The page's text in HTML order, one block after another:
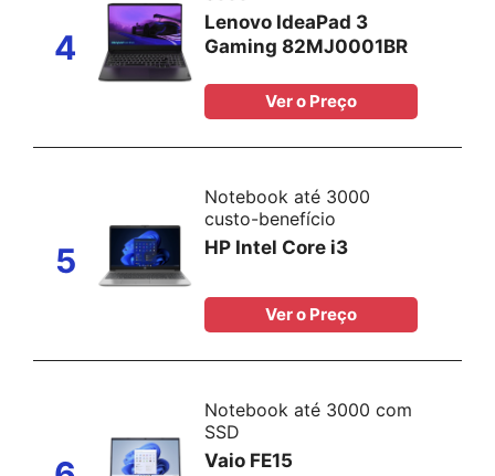
4
Lenovo IdeaPad 3
Gaming 82MJ0001BR
Ver o Preço
5
Notebook até 3000
custo-benefício
HP Intel Core i3
Ver o Preço
Notebook até 3000 com
SSD
Vaio FE15